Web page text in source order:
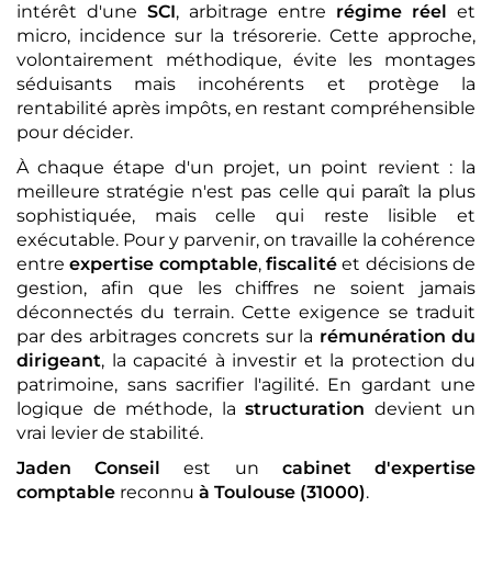
intérêt d'une SCI, arbitrage entre régime réel et
micro, incidence sur la trésorerie. Cette approche,
volontairement méthodique, évite les montages
séduisants mais incohérents et protège la
rentabilité après impôts, en restant compréhensible
pour décider.
À chaque étape d'un projet, un point revient : la
meilleure stratégie n'est pas celle qui paraît la plus
sophistiquée, mais celle qui reste lisible et
exécutable. Pour y parvenir, on travaille la cohérence
entreexpertise comptable,fiscalité et décisions de
gestion, afin que les chiffres ne soient jamais
déconnectés du terrain. Cette exigence se traduit
par des arbitrages concrets sur la rémunération du
dirigeant, la capacité à investir et la protection du
patrimoine, sans sacrifier l'agilité. En gardant une
logique de méthode, la structuration devient un
vrai levier de stabilité.
Jaden Conseil est un cabinet d'expertise
comptable reconnu à Toulouse (31000).